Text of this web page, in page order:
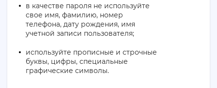
в качестве пароля не используйте
свое имя, фамилию, номер
телефона, дату рождения, имя
учетной записи пользователя;
используйте прописные и строчные
буквы, цифры, специальные
графические символы.